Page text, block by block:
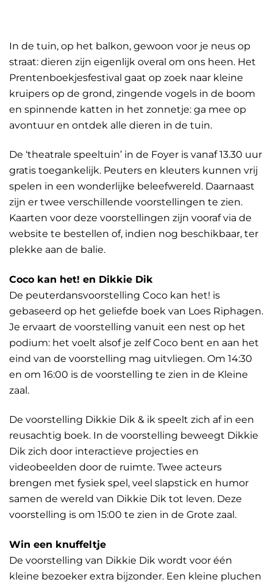
In de tuin, op het balkon, gewoon voor je neus op
straat: dieren zijn eigenlijk overal om ons heen. Het
Prentenboekjesfestival gaat op zoek naar kleine
kruipers op de grond, zingende vogels in de boom
en spinnende katten in het zonnetje: ga mee op
avontuur en ontdek alle dieren in de tuin.
De ‘theatrale speeltuin’ in de Foyer is vanaf 13.30 uur
gratis toegankelijk. Peuters en kleuters kunnen vrij
spelen in een wonderlijke beleefwereld. Daarnaast
zijn er twee verschillende voorstellingen te zien.
Kaarten voor deze voorstellingen zijn vooraf via de
website te bestellen of, indien nog beschikbaar, ter
plekke aan de balie.
Coco kan het! en Dikkie Dik
De peuterdansvoorstelling Coco kan het! is
gebaseerd op het geliefde boek van Loes Riphagen.
Je ervaart de voorstelling vanuit een nest op het
podium: het voelt alsof je zelf Coco bent en aan het
eind van de voorstelling mag uitvliegen. Om 14:30
en om 16:00 is de voorstelling te zien in de Kleine
zaal.
De voorstelling Dikkie Dik & ik speelt zich af in een
reusachtig boek. In de voorstelling beweegt Dikkie
Dik zich door interactieve projecties en
videobeelden door de ruimte. Twee acteurs
brengen met fysiek spel, veel slapstick en humor
samen de wereld van Dikkie Dik tot leven. Deze
voorstelling is om 15:00 te zien in de Grote zaal.
Win een knuffeltje
De voorstelling van Dikkie Dik wordt voor één
kleine bezoeker extra bijzonder. Een kleine pluchen